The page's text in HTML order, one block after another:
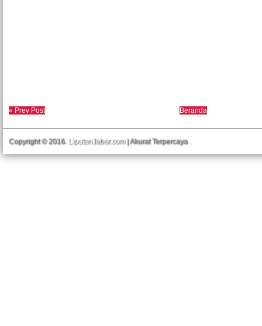
« Prev Post Beranda
Copyright © 2016. LiputanJabar.com| Akurat Terpercaya